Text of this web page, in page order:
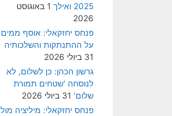
2025 ואילך
1 באוגוסט
2026
פנחס יחזקאלי: אוסף ממים
על ההתנתקות והשלכותיה
31 ביולי 2026
גרשון הכהן: כן לשלום, לא
לנוסחה 'שטחים תמורת
שלום' 31 ביולי 2026
פנחס יחזקאלי: מיליציה מול